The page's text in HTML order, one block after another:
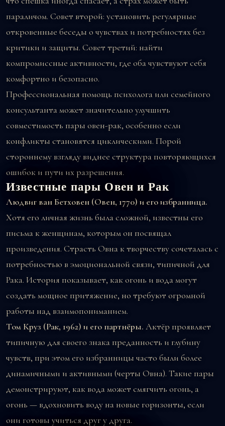
параличом. Совет второй: установить регулярные
откровенные беседы о чувствах и потребностях без
критики и защиты. Совет третий: найти
компромиссные активности, где оба чувствуют себя
комфортно и безопасно.
Профессиональная помощь психолога или семейного
консультанта может значительно улучшить
совместимость пары овен-рак, особенно если
конфликты становятся циклическими. Порой
стороннему взгляду виднее структура повторяющихся
ошибок и пути их разрешения.
Известные пары Овен и Рак
Людвиг ван Бетховен (Овен, 1770) и его избранница.
Хотя его личная жизнь была сложной, известны его
письма к женщинам, которым он посвящал
произведения. Страсть Овна к творчеству сочеталась с
потребностью в эмоциональной связи, типичной для
Рака. История показывает, как огонь и вода могут
создать мощное притяжение, но требуют огромной
работы над взаимопониманием.
Том Круз (Рак, 1962) и его партнёры. Актёр проявляет
типичную для своего знака преданность и глубину
чувств, при этом его избранницы часто были более
динамичными и активными (черты Овна). Такие пары
демонстрируют, как вода может смягчить огонь, а
огонь — вдохновить воду на новые горизонты, если
они готовы учиться друг у друга.